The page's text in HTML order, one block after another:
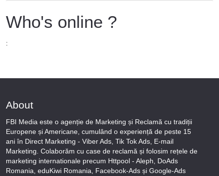
Who's online ?
:
About
FBI Media este o agenție de Marketing și Reclamă cu tradiții
Europene și Americane, cumulând o experiență de peste 15
ani în Direct Marketing - Viber Ads, Tik Tok Ads, E-mail
Marketing. Colaborăm cu case de reclamă și folosim rețele de
marketing internationale precum Httpool - Aleph, DoAds
Romania, eduKiwi Romania, Facebook-Ads și Google-Ads